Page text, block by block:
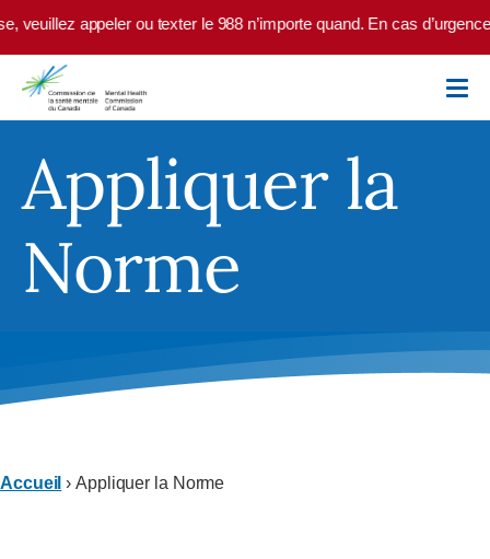
Skip to main content
appeler ou texter le 988 n’importe quand. En cas d’urgence,
Appliquer la
Norme
Accueil ›Appliquer la Norme